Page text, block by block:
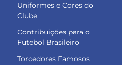
Uniformes e Cores do
Clube
Contribuições para o
Futebol Brasileiro
Torcedores Famosos